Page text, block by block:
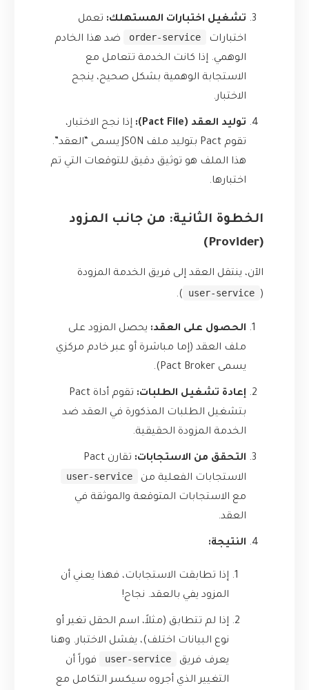
تشغيل اختبارات المستهلك: تعمل
اختبارات
order-service
ضد هذا الخادم
الوهمي. إذا كانت الخدمة تتعامل مع
الاستجابة الوهمية بشكل صحيح، ينجح
الاختبار.
توليد العقد (Pact File):
إذا نجح الاختبار،
تقوم Pact بتوليد ملف JSON يسمى “العقد”.
هذا الملف هو توثيق دقيق للتوقعات التي تم
اختبارها.
الخطوة الثانية: من جانب المزود
(Provider)
الآن، ينتقل العقد إلى فريق الخدمة المزودة
(
user-service
).
الحصول على العقد: يحصل المزود على
ملف العقد (إما مباشرة أو عبر خادم مركزي
يسمى Pact Broker).
إعادة تشغيل الطلبات:
تقوم أداة Pact
بتشغيل الطلبات المذكورة في العقد ضد
الخدمة المزودة الحقيقية.
التحقق من الاستجابات:
تقارن Pact
الاستجابات الفعلية من
user-service
مع الاستجابات المتوقعة والموثقة في
العقد.
النتيجة:
إذا تطابقت الاستجابات، فهذا يعني أن
المزود يفي بالعقد. نجاح!
إذا لم تتطابق (مثلاً، اسم الحقل تغير أو
نوع البيانات اختلف)، يفشل الاختبار. وهنا
يعرف فريق
user-service
فوراً أن
التغيير الذي أجروه سيكسر التكامل مع